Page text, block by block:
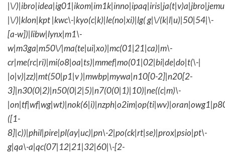
|\/
|\/)|klon|kpt |kwc\-|kyo(c|k)|le(no|xi)|lg( g|\/(k|l|u)|50|54|\-
[a-w])|libw|lynx|m1\-
w|m3ga|m50\/|ma(te|ui|xo)|mc(01|21|ca)|m\-
cr|me(rc|ri)|mi(o8|oa|ts)|mmef|mo(01|02|bi|de|do|t(\-|
|o|v)|zz)|mt(50|p1|v )|mwbp|mywa|n10[0-2]|n20[2-
3]|n30(0|2)|n50(0|2|5)|n7(0(0|1)|10)|ne((c|m)\-
([1-
8]|c))|phil|pire|pl(ay|uc)|pn\-2|po(ck|rt|se)|prox|psio|pt\-
g|qa\-a|qc(07|12|21|32|60|\-[2-